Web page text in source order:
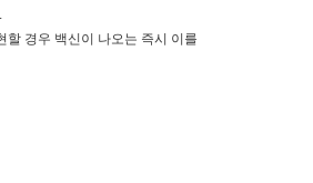
경우 백신이 나오는 즉시 이를